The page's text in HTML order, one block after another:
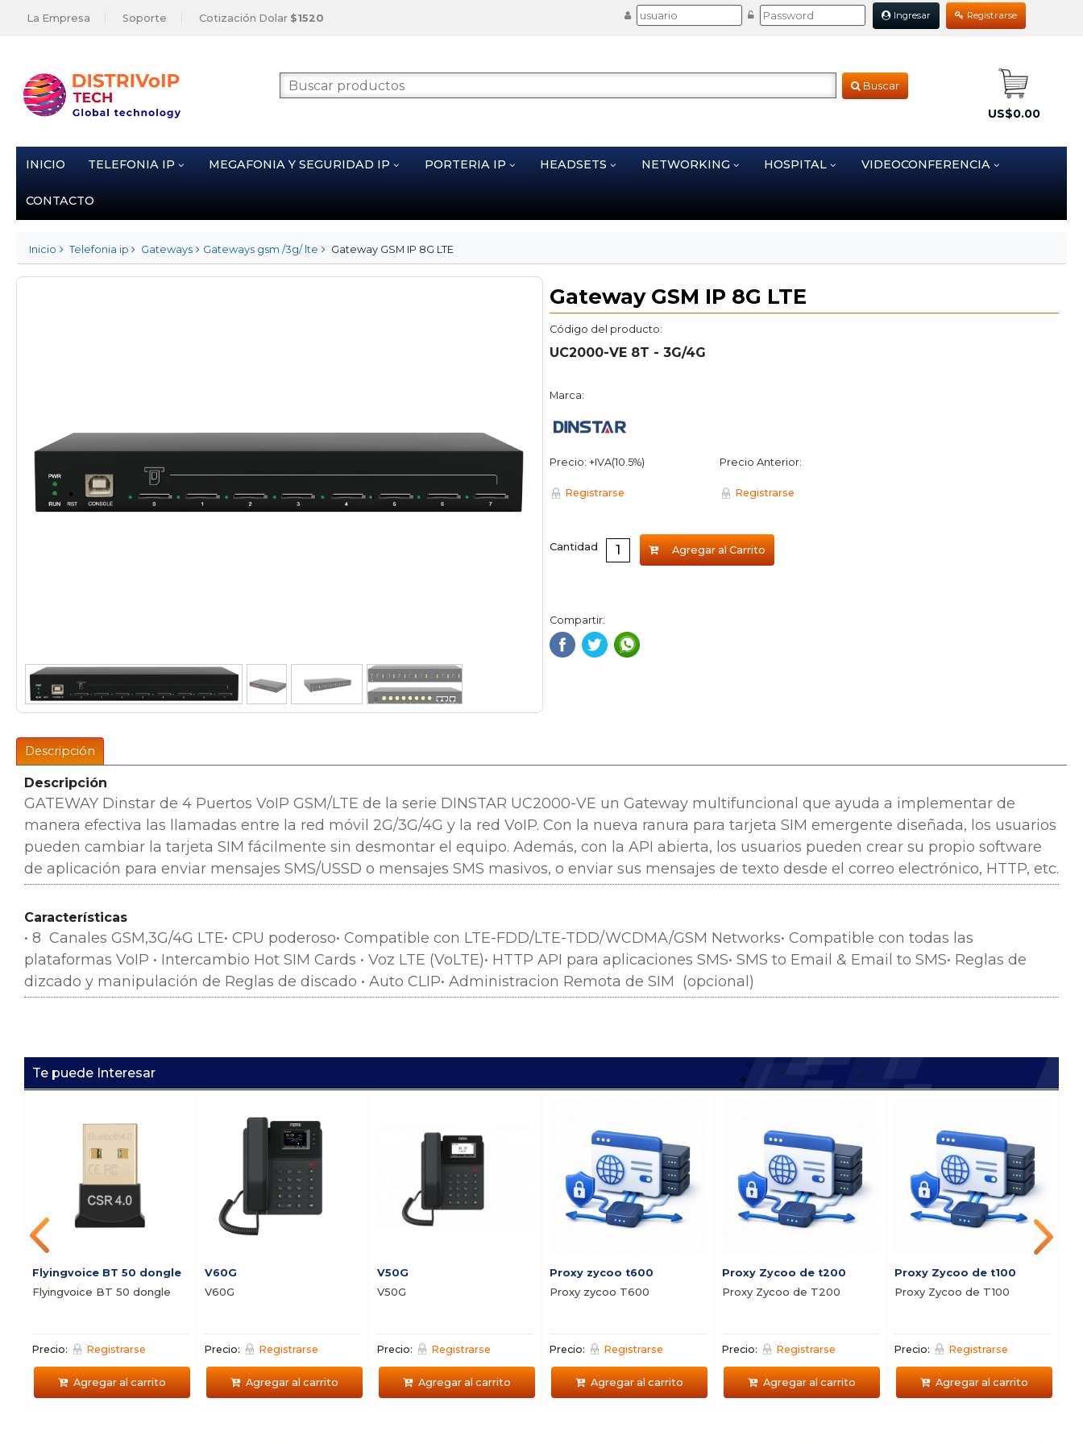
La Empresa Soporte Cotización Dolar $1520 Ingresar Registrarse
Buscar
US$0.00
INICIO TELEFONIA IP MEGAFONIA Y SEGURIDAD IP PORTERIA IP HEADSETS NETWORKING HOSPITAL VIDEOCONFERENCIA
CONTACTO
Inicio Telefonia ip Gateways Gateways gsm /3g/ lte Gateway GSM IP 8G LTE
Gateway GSM IP 8G LTE
Código del producto:
UC2000-VE 8T - 3G/4G
Marca:
Precio: +IVA(10.5%)
Registrarse
Precio Anterior:
Registrarse
Cantidad Agregar al Carrito
Compartir:
Descripción
Descripción
GATEWAY Dinstar de 4 Puertos VoIP GSM/LTE de la serie DINSTAR UC2000-VE un Gateway multifuncional que ayuda a implementar de
manera efectiva las llamadas entre la red móvil 2G/3G/4G y la red VoIP. Con la nueva ranura para tarjeta SIM emergente diseñada, los usuarios
pueden cambiar la tarjeta SIM fácilmente sin desmontar el equipo. Además, con la API abierta, los usuarios pueden crear su propio software
de aplicación para enviar mensajes SMS/USSD o mensajes SMS masivos, o enviar sus mensajes de texto desde el correo electrónico, HTTP, etc.
Características
• 8 Canales GSM,3G/4G LTE• CPU poderoso• Compatible con LTE-FDD/LTE-TDD/WCDMA/GSM Networks• Compatible con todas las
plataformas VoIP • Intercambio Hot SIM Cards • Voz LTE (VoLTE)• HTTP API para aplicaciones SMS• SMS to Email & Email to SMS• Reglas de
dizcado y manipulación de Reglas de discado • Auto CLIP• Administracion Remota de SIM (opcional)
Te puede Interesar
Flyingvoice BT 50 dongle
Flyingvoice BT 50 dongle
Precio: Registrarse
Agregar al carrito
V60G
V60G
Precio: Registrarse
Agregar al carrito
V50G
V50G
Precio: Registrarse
Agregar al carrito
Proxy zycoo t600
Proxy zycoo T600
Precio: Registrarse
Agregar al carrito
Proxy Zycoo de t200
Proxy Zycoo de T200
Precio: Registrarse
Agregar al carrito
Proxy Zycoo de t100
Proxy Zycoo de T100
Precio: Registrarse
Agregar al carrito